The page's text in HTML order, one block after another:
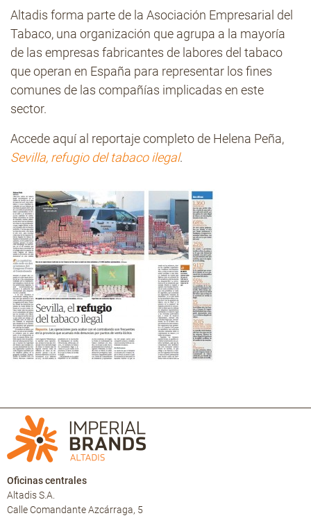
Altadis forma parte de la Asociación Empresarial del
Tabaco, una organización que agrupa a la mayoría
de las empresas fabricantes de labores del tabaco
que operan en España para representar los fines
comunes de las compañías implicadas en este
sector.
Accede aquí al reportaje completo de Helena Peña,
Sevilla, refugio del tabaco ilegal.
Oficinas centrales
Altadis S.A.
Calle Comandante Azcárraga, 5